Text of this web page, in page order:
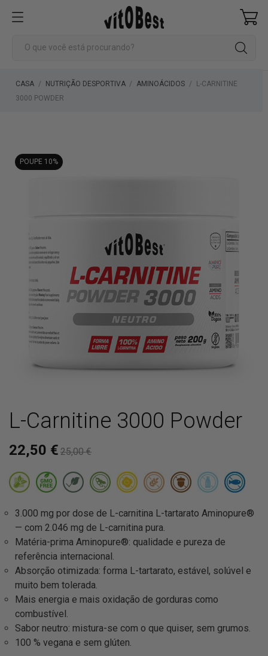
CASA NUTRIÇÃO DESPORTIVA AMINOÁCIDOS
L-CARNITINE
3000 POWDER
POUPE 10%
L-Carnitine 3000 Powder
22,50 € 25,00 €
3.000 mg por dose de L-carnitina L-tartarato Aminopure®
— com 2.046 mg de L-carnitina pura.
Matéria-prima Aminopure®: qualidade e pureza de
referência internacional.
Absorção otimizada: forma L-tartarato, estável, solúvel e
muito bem tolerada.
Mais energia e mais oxidação de gorduras como
combustível.
Sabor neutro: mistura-se com o que quiser, sem grumos.
100 % vegana e sem glúten.